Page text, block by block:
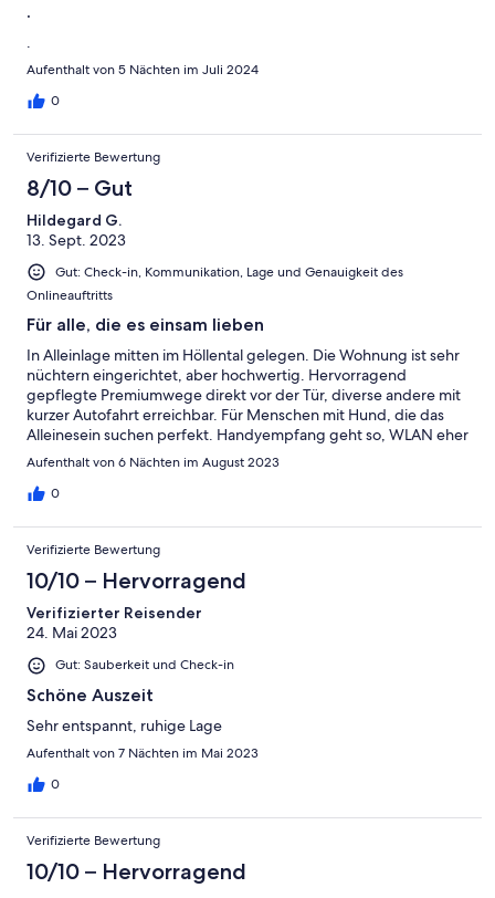
.
.
Aufenthalt von 5 Nächten im Juli 2024
0
Verifizierte Bewertung
8/10 – Gut
Hildegard G.
13. Sept. 2023
Gut: Check-in, Kommunikation, Lage und Genauigkeit des
Onlineauftritts
Für alle, die es einsam lieben
In Alleinlage mitten im Höllental gelegen. Die Wohnung ist sehr
nüchtern eingerichtet, aber hochwertig. Hervorragend
gepflegte Premiumwege direkt vor der Tür, diverse andere mit
kurzer Autofahrt erreichbar. Für Menschen mit Hund, die das
Alleinesein suchen perfekt. Handyempfang geht so, WLAN eher
schlecht, aber dafür fährt man ja nicht in den Wald.
Aufenthalt von 6 Nächten im August 2023
0
Verifizierte Bewertung
10/10 – Hervorragend
Verifizierter Reisender
24. Mai 2023
Gut: Sauberkeit und Check-in
Schöne Auszeit
Sehr entspannt, ruhige Lage
Aufenthalt von 7 Nächten im Mai 2023
0
Verifizierte Bewertung
10/10 – Hervorragend